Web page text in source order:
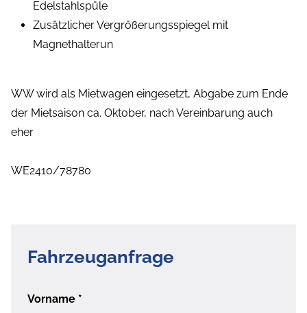
Edelstahlspüle
Zusätzlicher Vergrößerungsspiegel mit
Magnethalterun
WW wird als Mietwagen eingesetzt, Abgabe zum Ende
der Mietsaison ca. Oktober, nach Vereinbarung auch
eher
WE2410/78780
Fahrzeuganfrage
Vorname *